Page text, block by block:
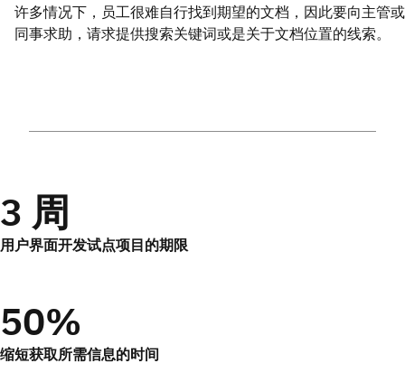
许多情况下，员工很难自行找到期望的文档，因此要向主管或
同事求助，请求提供搜索关键词或是关于文档位置的线索。
3 周
用户界面开发试点项目的期限
50%
缩短获取所需信息的时间